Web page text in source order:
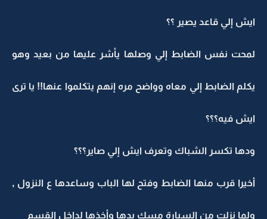
ايش إلي قاعد يصير ؟؟
لمحت نفس الضابط إلي وصلها يأشر عليها من بعيد وهو
يكلم الضابط إلي معاه وواضح مره إنهم يتكلموا عنها!! يا ترى
ايش فيه؟؟؟
ودها تكسر الشباك وتعرف ايش إلي صاير؟؟؟
أخيرا قرب منها الضابط وفتح لها الباب وساعدها ع النزول ,
ولما نزلت من السيارة مسك يدها وأخذها لداخل القسم